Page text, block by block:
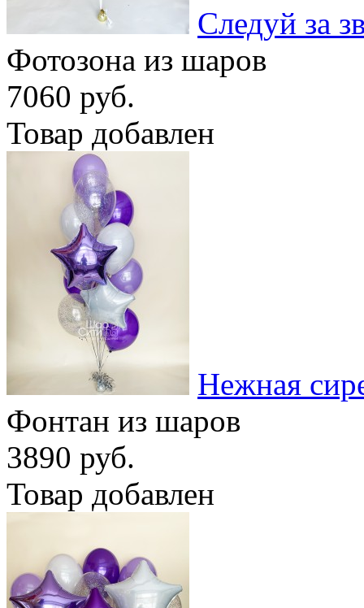
Следуй за
Фотозона из шаров
7060 руб.
Товар добавлен
Нежная
Фонтан из шаров
3890 руб.
Товар добавлен